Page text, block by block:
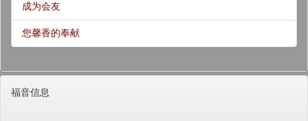
成为会友
您馨香的奉献
福音信息